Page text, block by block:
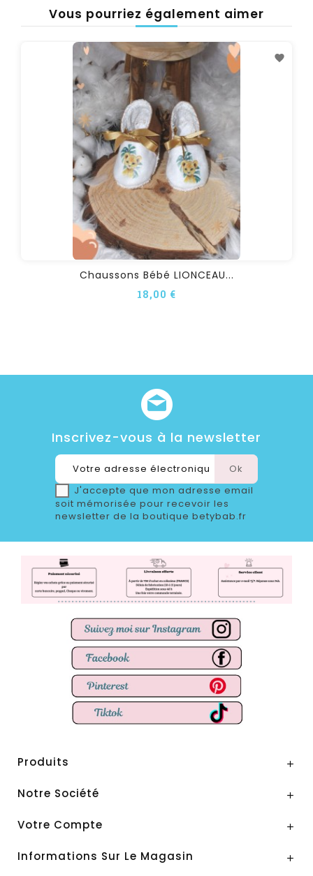
Vous pourriez également aimer
Chaussons Bébé LIONCEAU...
18,00 €
Inscrivez-vous à la newsletter
J'accepte que mon adresse email
soit mémorisée pour recevoir les
newsletter de la boutique betybab.fr
Produits 
Notre Société 
Votre Compte 
Informations Sur Le Magasin 